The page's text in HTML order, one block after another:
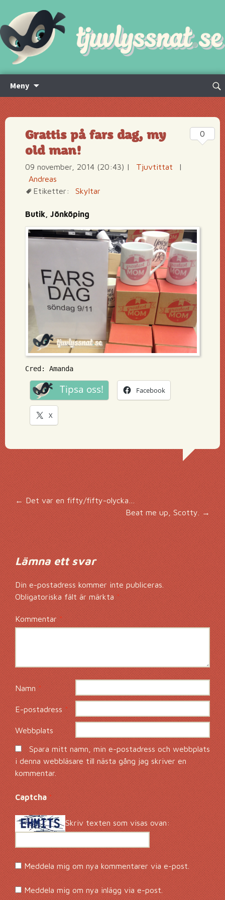
Meny
innehåll
Sök
Grattis på fars dag, my
old man!
09 november, 2014 (20:43) | Tjuvtittat
|
Andreas
Etiketter:
Skyltar
Butik, Jönköping
Cred: Amanda
Tipsa oss! Facebook
X
0
Inläggsnavigering
←Det var en fifty/fifty-olycka…
Beat me up, Scotty.→
Lämna ett svar
Din e-postadress kommer inte publiceras.
Obligatoriska fält är märkta*
Kommentar*
Namn *
E-postadress*
Webbplats
Spara mitt namn, min e-postadress och webbplats
i denna webbläsare till nästa gång jag skriver en
kommentar.
Captcha*
Skriv texten som visas ovan:
Meddela mig om nya kommentarer via e-post.
Meddela mig om nya inlägg via e-post.